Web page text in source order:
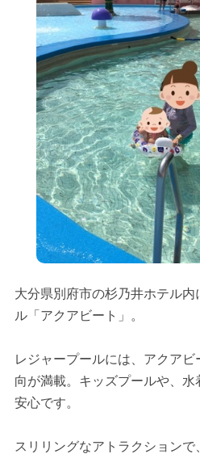
大分県別府市の杉乃井ホテル
ル「アクアビート」。
レジャープールには、アクア
向が満載。キッズプールや、
安心です。
スリリングなアトラクション